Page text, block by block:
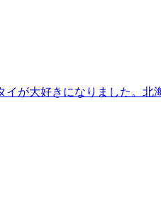
が大好きになりました。北